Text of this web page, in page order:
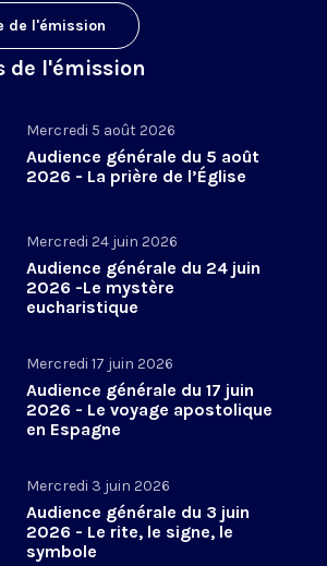
de l'émission
de l'émission
Mercredi 5 août 2026
Audience générale du 5 août
2026 - La prière de l’Église
Mercredi 24 juin 2026
Audience générale du 24 juin
2026 -Le mystère
eucharistique
Mercredi 17 juin 2026
Audience générale du 17 juin
2026 - Le voyage apostolique
en Espagne
Mercredi 3 juin 2026
Audience générale du 3 juin
2026 - Le rite, le signe, le
symbole